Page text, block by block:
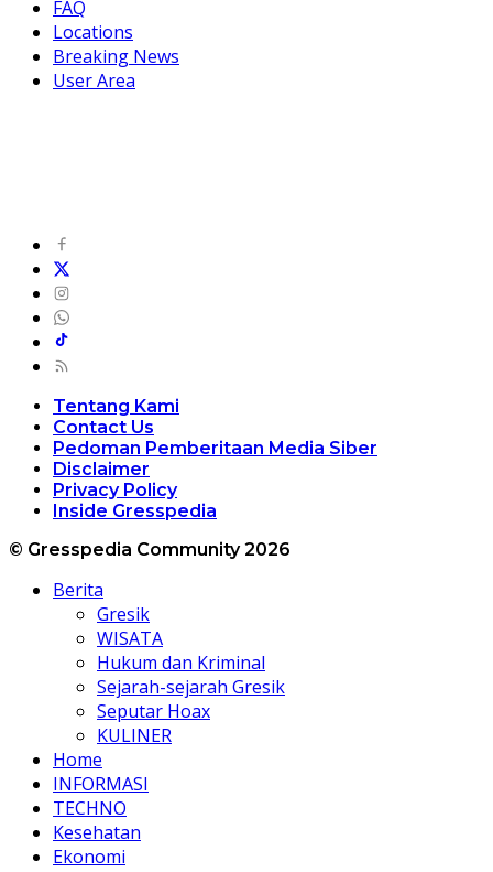
FAQ
Locations
Breaking News
User Area
Tentang Kami
Contact Us
Pedoman Pemberitaan Media Siber
Disclaimer
Privacy Policy
Inside Gresspedia
© Gresspedia Community 2026
Berita
Gresik
WISATA
Hukum dan Kriminal
Sejarah-sejarah Gresik
Seputar Hoax
KULINER
Home
INFORMASI
TECHNO
Kesehatan
Ekonomi